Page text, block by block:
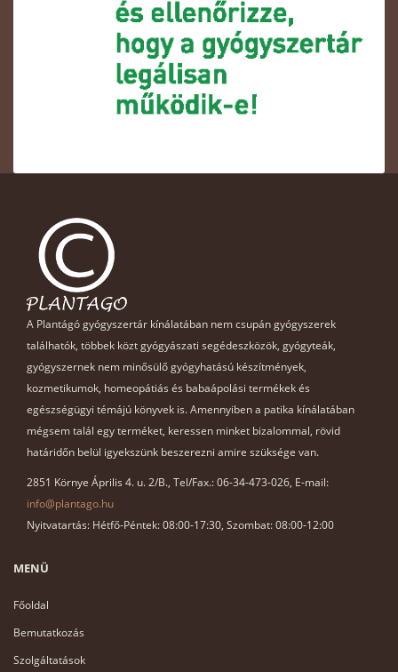
A Plantágó gyógyszertár kínálatában nem csupán gyógyszerek
találhatók, többek közt gyógyászati segédeszközök, gyógyteák,
gyógyszernek nem minősülő gyógyhatású készítmények,
kozmetikumok, homeopátiás és babaápolási termékek és
egészségügyi témájú könyvek is. Amennyiben a patika kínálatában
mégsem talál egy terméket, keressen minket bizalommal, rövid
határidőn belül igyekszünk beszerezni amire szüksége van.
2851 Környe Április 4. u. 2/B., Tel/Fax.: 06-34-473-026, E-mail:
info@plantago.hu
Nyitvatartás: Hétfő-Péntek: 08:00-17:30, Szombat: 08:00-12:00
MENÜ
Főoldal
Bemutatkozás
Szolgáltatások